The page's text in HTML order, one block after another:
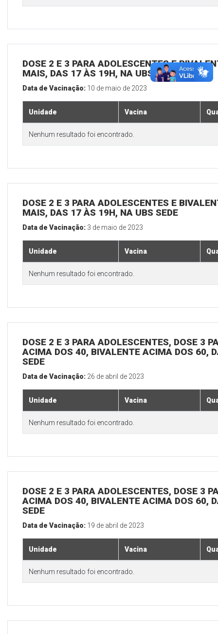
DOSE 2 E 3 PARA ADOLESCENTES E
MAIS, DAS 17 ÀS 19H, NA UBS SEDE
Data de Vacinação: 10 de maio de 2023
Unidade Vacina
Nenhum resultado foi encontrado.
DOSE 2 E 3 PARA ADOLESCENTES E
MAIS, DAS 17 ÀS 19H, NA UBS SEDE
Data de Vacinação: 3 de maio de 2023
Unidade Vacina
Nenhum resultado foi encontrado.
DOSE 2 E 3 PARA ADOLESCENTES, DOSE 3
ACIMA DOS 40, BIVALENTE ACIMA DOS 60,
SEDE
Data de Vacinação: 26 de abril de 2023
Unidade Vacina
Nenhum resultado foi encontrado.
DOSE 2 E 3 PARA ADOLESCENTES, DOSE 3
ACIMA DOS 40, BIVALENTE ACIMA DOS 60,
SEDE
Data de Vacinação: 19 de abril de 2023
Unidade Vacina
Nenhum resultado foi encontrado.